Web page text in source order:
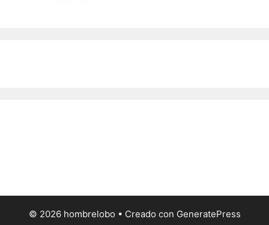
© 2026 hombrelobo • Creado con GeneratePress